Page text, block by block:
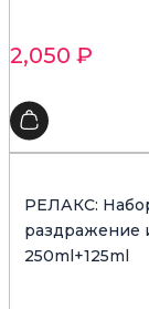
2,050 ₽
РЕЛАКС:
раздражение
250ml+125ml